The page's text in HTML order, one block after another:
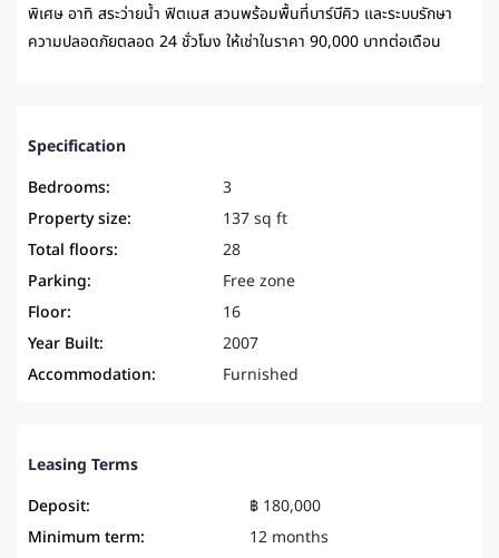
พิเศษ อาทิ สระว่ายน้ำ ฟิตเนส สวนพร้อมพื้นที่บาร์บีคิว และระบบรักษา
ความปลอดภัยตลอด 24 ชั่วโมง ให้เช่าในราคา 90,000 บาทต่อเดือน
Specification
Bedrooms:
3
Property size:
137 sq ft
Total floors:
28
Parking:
Free zone
Floor:
16
Year Built:
2007
Accommodation:
Furnished
Leasing Terms
Deposit:
฿ 180,000
Minimum term:
12 months